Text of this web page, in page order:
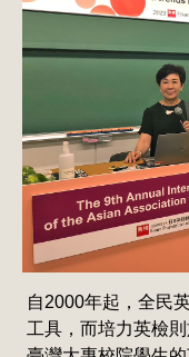
自2000年起，全民
工具，而培力英檢